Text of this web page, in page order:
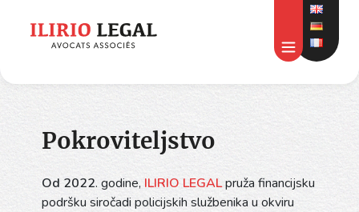
Pokroviteljstvo
Od 2022. godine, ILIRIO LEGALpruža financijsku
podršku siročadi policijskih službenika u okviru